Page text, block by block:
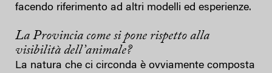
facendo riferimento ad altri modelli ed esperienze.
La Provincia come si pone rispetto alla
visibilità dell’animale?
La natura che ci circonda è ovviamente composta